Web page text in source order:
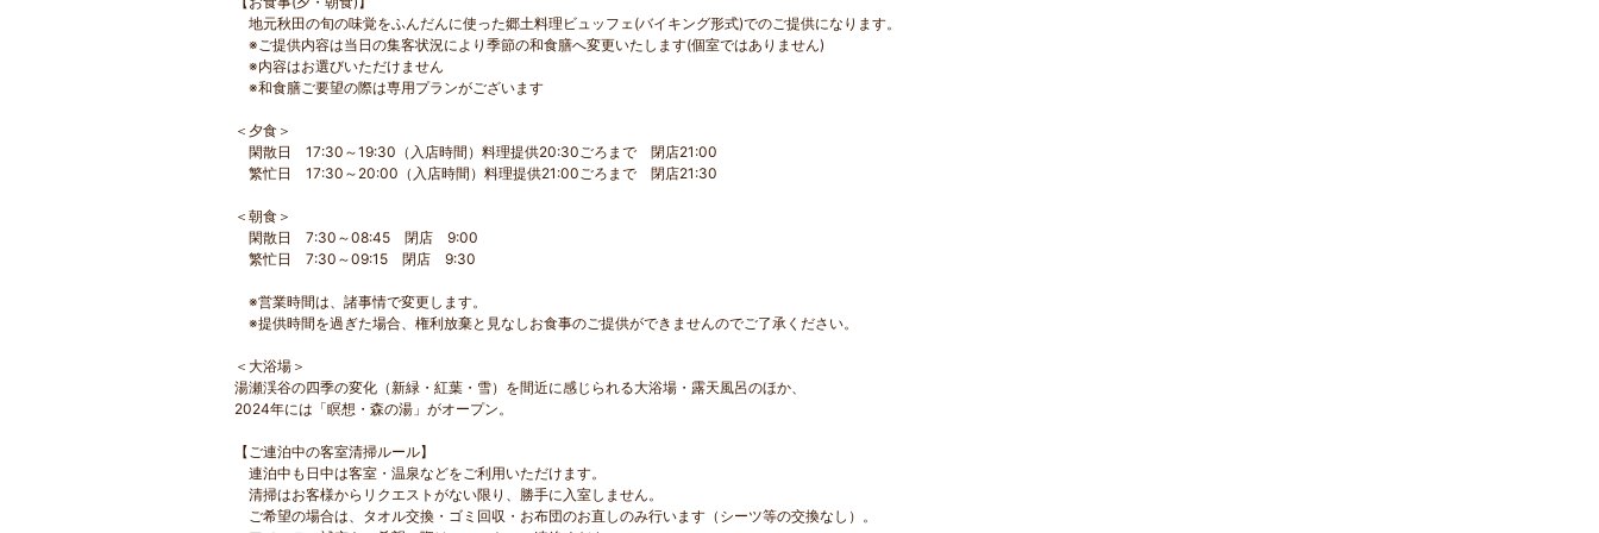
地元秋田の旬の味覚をふんだんに使った郷土料理ビュッフェ(バイキング形式)でのご提供になります。
※ご提供内容は当日の集客状況により季節の和食膳へ変更いたします(個室ではありません)
※内容はお選びいただけません
※和食膳ご要望の際は専用プランがございます
＜夕食＞
閑散日 17:30～19:30（入店時間）料理提供20:30ごろまで 閉店21:00
繁忙日 17:30～20:00（入店時間）料理提供21:00ごろまで 閉店21:30
＜朝食＞
閑散日 7:30～08:45 閉店 9:00
繁忙日 7:30～09:15 閉店 9:30
※営業時間は、諸事情で変更します。
※提供時間を過ぎた場合、権利放棄と見なしお食事のご提供ができませんのでご了承ください。
＜大浴場＞
湯瀬渓谷の四季の変化（新緑・紅葉・雪）を間近に感じられる大浴場・露天風呂のほか、
2024年には「瞑想・森の湯」がオープン。
【ご連泊中の客室清掃ルール】
連泊中も日中は客室・温泉などをご利用いただけます。
清掃はお客様からリクエストがない限り、勝手に入室しません。
ご希望の場合は、タオル交換・ゴミ回収・お布団のお直しのみ行います（シーツ等の交換なし）。